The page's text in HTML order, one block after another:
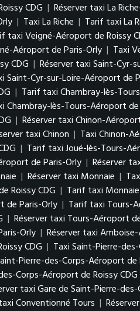
CDG | Réserver taxi La
| Taxi La Riche | Tarif taxi La
taxi Veigné-Aéroport de Roissy
Aéroport de Paris-Orly | Taxi
CDG | Réserver taxi Saint-Cyr-
Saint-Cyr-sur-Loire-Aéroport de
| Tarif taxi Chambray-lès-
Chambray-lès-Tours-Aéroport
| Réserver taxi Chinon-
taxi Chinon | Taxi Chinon-
| Tarif taxi Joué-lès-Tours-
de Paris-Orly | Réserver
| Réserver taxi Monnaie |
Roissy CDG | Tarif taxi
de Paris-Orly | Tarif taxi Tours-
| Réserver taxi Tours-Aéroport
Orly | Réserver taxi
CDG | Taxi Saint-Pierre-
Pierre-des-Corps-Aéroport de
Corps-Aéroport de Roissy CDG
taxi Gare de Saint-Pierre-des-
Conventionné Tours |